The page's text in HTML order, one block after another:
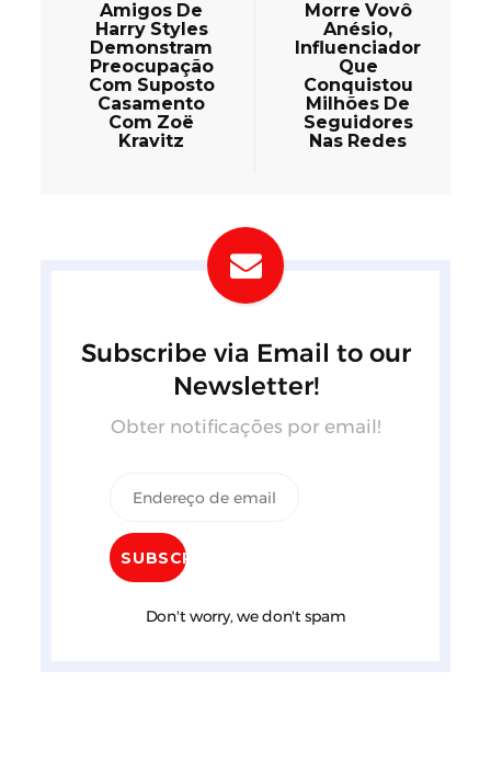
Amigos De
Harry Styles
Demonstram
Preocupação
Com Suposto
Casamento
Com Zoë
Kravitz
Morre Vovô
Anésio,
Influenciador
Que
Conquistou
Milhões De
Seguidores
Nas Redes
Subscribe via Email to our
Newsletter!
Obter notificações por email!
Don't worry, we don't spam